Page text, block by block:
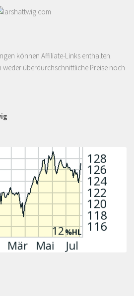
können Affiliate-Links enthalten.
weder überdurchschnittliche Preise noch